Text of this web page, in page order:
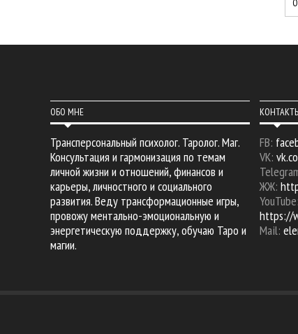
ОБО МНЕ
Трансперсональный психолог. Таролог. Маг.
Консультация и гармонизация по темам
личной жизни и отношений, финансов и
карьеры, личностного и социального
развития. Веду трансформационные игры,
провожу ментально-эмоциональную и
энергетическую поддержку, обучаю Таро и
магии.
FB:
VK:
ЖЖ:
YouTube:
https://
Mail: